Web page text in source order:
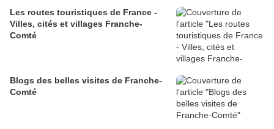
Les routes touristiques de France -
Villes, cités et villages Franche-
Comté
Blogs des belles visites de Franche-
Comté